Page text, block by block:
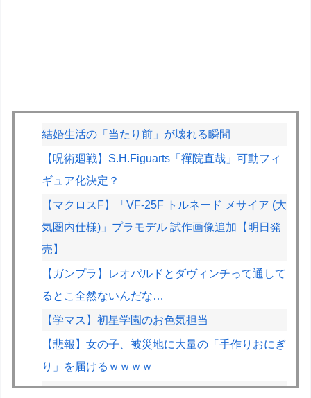
結婚生活の「当たり前」が壊れる瞬間
【呪術廻戦】S.H.Figuarts「禪院直哉」可動フィ
ギュア化決定？
【マクロスF】「VF-25F トルネード メサイア (大
気圏内仕様)」プラモデル 試作画像追加【明日発
売】
【ガンプラ】レオパルドとダヴィンチって通して
るとこ全然ないんだな…
【学マス】初星学園のお色気担当
【悲報】女の子、被災地に大量の「手作りおにぎ
り」を届けるｗｗｗｗ
伊Autosprint誌：ニューエイ代表渾身のアストン